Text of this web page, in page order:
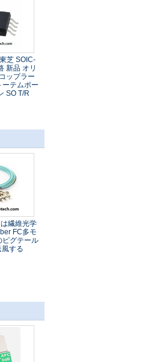
芝 SOIC-
新品 オリ
ップラー
ーテムポー
SO T/R
繊維光学
FC多モ
ピグテール
する